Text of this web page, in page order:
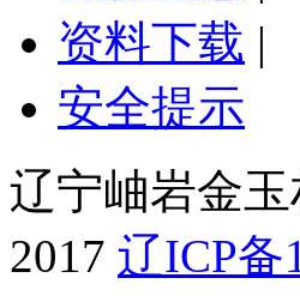
资料下载 |
安全提示
辽宁岫岩金
2017 辽ICP备